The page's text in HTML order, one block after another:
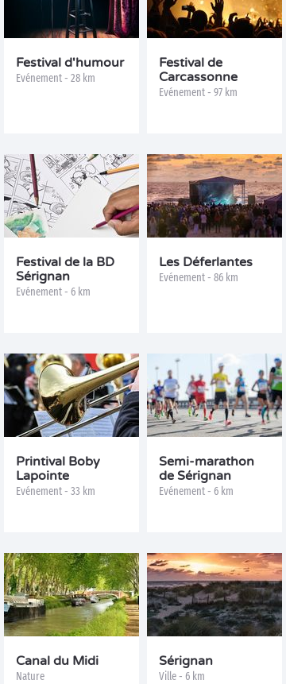
Festival d'humour
Evénement - 28 km
Festival de
Carcassonne
Evénement - 97 km
Festival de la BD
Sérignan
Evénement - 6 km
Les Déferlantes
Evénement - 86 km
Printival Boby
Lapointe
Evénement - 33 km
Semi-marathon
de Sérignan
Evénement - 6 km
Canal du Midi
Nature
Sérignan
Ville - 6 km